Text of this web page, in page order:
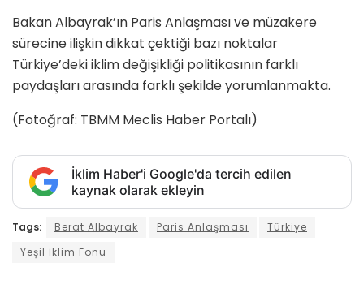
Bakan Albayrak’ın Paris Anlaşması ve müzakere
sürecine ilişkin dikkat çektiği bazı noktalar
Türkiye’deki iklim değişikliği politikasının farklı
paydaşları arasında farklı şekilde yorumlanmakta.
(Fotoğraf: TBMM Meclis Haber Portalı)
İklim Haber'i Google'da tercih edilen
kaynak olarak ekleyin
Tags: Berat Albayrak Paris Anlaşması
Türkiye
Yeşil İklim Fonu